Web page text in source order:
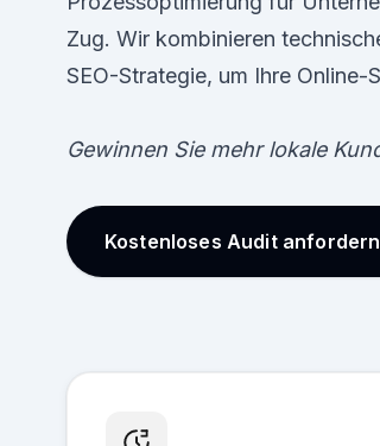
Zug. Wir kombinieren
SEO-Strategie, um Ihre Online-
Gewinnen Sie mehr lokale
Kostenloses Audit anfordern